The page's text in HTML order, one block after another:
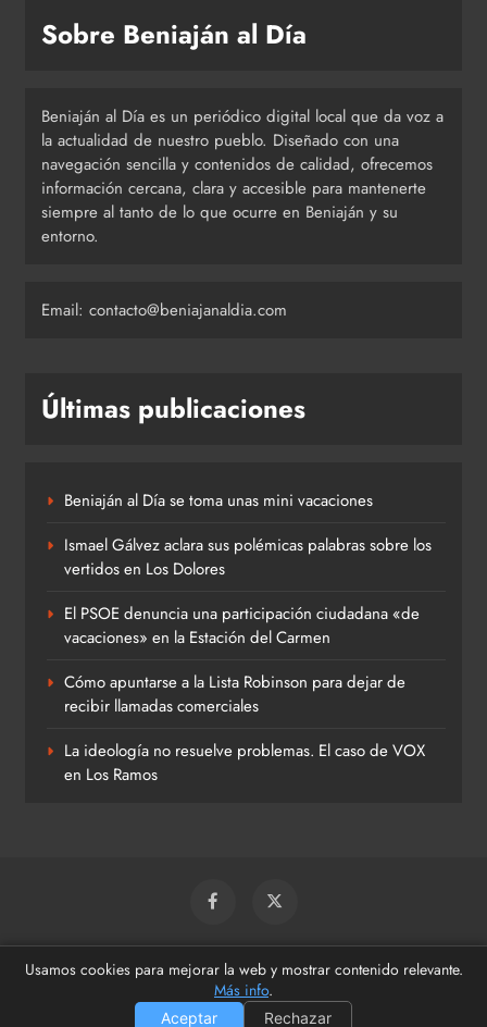
Usamos cookies para mejorar la web y mostrar contenido relevante.
Más info.
Aceptar Rechazar
Sobre Beniaján al Día
Beniaján al Día es un periódico digital local que da voz a
la actualidad de nuestro pueblo. Diseñado con una
navegación sencilla y contenidos de calidad, ofrecemos
información cercana, clara y accesible para mantenerte
siempre al tanto de lo que ocurre en Beniaján y su
entorno.
Email: contacto@beniajanaldia.com
Últimas publicaciones
Beniaján al Día se toma unas mini vacaciones
Ismael Gálvez aclara sus polémicas palabras sobre los
vertidos en Los Dolores
El PSOE denuncia una participación ciudadana «de
vacaciones» en la Estación del Carmen
Cómo apuntarse a la Lista Robinson para dejar de
recibir llamadas comerciales
La ideología no resuelve problemas. El caso de VOX
en Los Ramos
© 2026 Beniaján Al Día
Política De Privacidad Política De Cookies